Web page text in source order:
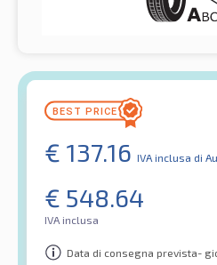
€ 137.16 IVA inclusa di
€ 548.64
IVA inclusa
Data di consegna prevista-